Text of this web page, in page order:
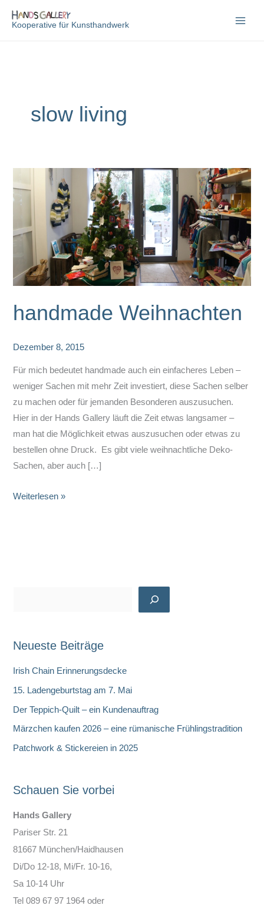
InhaltKooperative für Kunsthandwerk
slow living
handmade Weihnachten
Dezember 8, 2015
Für mich bedeutet handmade auch ein einfacheres Leben –
weniger Sachen mit mehr Zeit investiert, diese Sachen selber
zu machen oder für jemanden Besonderen auszusuchen.
Hier in der Hands Gallery läuft die Zeit etwas langsamer –
man hat die Möglichkeit etwas auszusuchen oder etwas zu
bestellen ohne Druck. Es gibt viele weihnachtliche Deko-
Sachen, aber auch […]
handmade
Weiterlesen »
h
Neueste Beiträge
Irish Chain Erinnerungsdecke
15. Ladengeburtstag am 7. Mai
Der Teppich-Quilt – ein Kundenauftrag
Märzchen kaufen 2026 – eine rümanische Frühlingstradition
Patchwork & Stickereien in 2025
Schauen Sie vorbei
Hands Gallery
Pariser Str. 21
81667 München/Haidhausen
Di/Do 12-18, Mi/Fr. 10-16,
Sa 10-14 Uhr
Tel 089 67 97 1964 oder